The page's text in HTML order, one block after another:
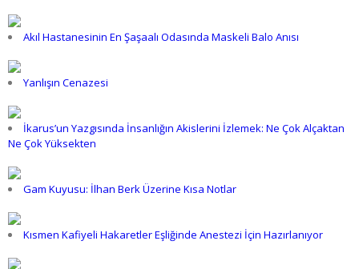
Akıl Hastanesinin En Şaşaalı Odasında Maskeli Balo Anısı
Yanlışın Cenazesi
İkarus’un Yazgısında İnsanlığın Akislerini İzlemek: Ne Çok Alçaktan
Ne Çok Yüksekten
Gam Kuyusu: İlhan Berk Üzerine Kısa Notlar
Kısmen Kafiyeli Hakaretler Eşliğinde Anestezi İçin Hazırlanıyor